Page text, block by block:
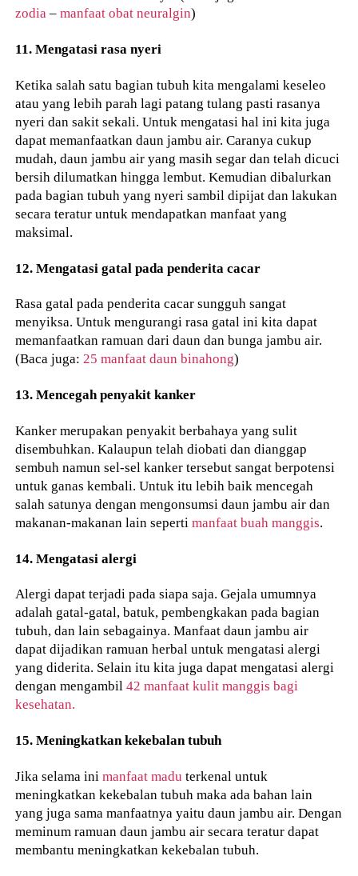
zodia –manfaat obat neuralgin)
11. Mengatasi rasa nyeri
Ketika salah satu bagian tubuh kita mengalami keseleo
atau yang lebih parah lagi patang tulang pasti rasanya
nyeri dan sakit sekali. Untuk mengatasi hal ini kita juga
dapat memanfaatkan daun jambu air. Caranya cukup
mudah, daun jambu air yang masih segar dan telah dicuci
bersih dilumatkan hingga lembut. Kemudian dibalurkan
pada bagian tubuh yang nyeri sambil dipijat dan lakukan
secara teratur untuk mendapatkan manfaat yang
maksimal.
12. Mengatasi gatal pada penderita cacar
Rasa gatal pada penderita cacar sungguh sangat
menyiksa. Untuk mengurangi rasa gatal ini kita dapat
memanfaatkan ramuan dari daun dan bunga jambu air.
(Baca juga:25 manfaat daun binahong)
13. Mencegah penyakit kanker
Kanker merupakan penyakit berbahaya yang sulit
disembuhkan. Kalaupun telah diobati dan dianggap
sembuh namun sel-sel kanker tersebut sangat berpotensi
untuk ganas kembali. Untuk itu lebih baik mencegah
salah satunya dengan mengonsumsi daun jambu air dan
makanan-makanan lain sepertimanfaat buah manggis.
14. Mengatasi alergi
Alergi dapat terjadi pada siapa saja. Gejala umumnya
adalah gatal-gatal, batuk, pembengkakan pada bagian
tubuh, dan lain sebagainya. Manfaat daun jambu air
dapat dijadikan ramuan herbal untuk mengatasi alergi
yang diderita. Selain itu kita juga dapat mengatasi alergi
dengan mengambil42 manfaat kulit manggis bagi
kesehatan.
15. Meningkatkan kekebalan tubuh
Jika selama inimanfaat madu terkenal untuk
meningkatkan kekebalan tubuh maka ada bahan lain
yang juga sama manfaatnya yaitu daun jambu air. Dengan
meminum ramuan daun jambu air secara teratur dapat
membantu meningkatkan kekebalan tubuh.